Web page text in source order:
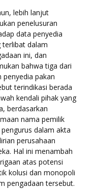
lebih lanjut
penelusuran
data penyedia
terlibat dalam
ini, dan
bahwa tiga dari
penyedia pakan
terindikasi berada
kendali pihak yang
berdasarkan
nama pemilik
dalam akta
perusahaan
Hal ini menambah
atas potensi
kolusi dan monopoli
pengadaan tersebut.